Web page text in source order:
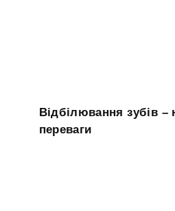
Відбілювання зубів –
переваги